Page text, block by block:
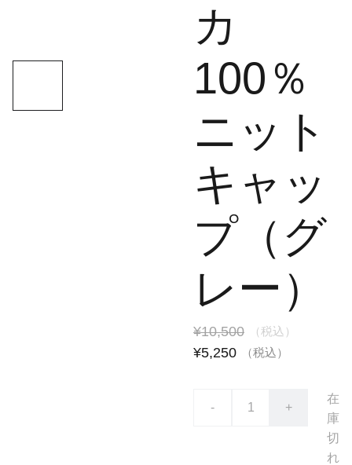
カ
100％
ニット
キャッ
プ（グ
レー）
¥10,500 （税込）
¥5,250 （税込）
- +
在
庫
切
れ